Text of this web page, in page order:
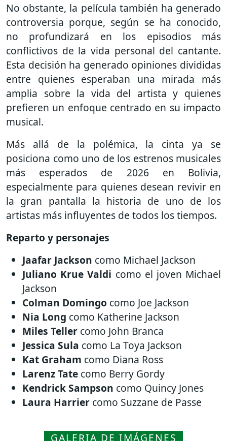
No obstante, la película también ha generado
controversia porque, según se ha conocido,
no profundizará en los episodios más
conflictivos de la vida personal del cantante.
Esta decisión ha generado opiniones divididas
entre quienes esperaban una mirada más
amplia sobre la vida del artista y quienes
prefieren un enfoque centrado en su impacto
musical.
Más allá de la polémica, la cinta ya se
posiciona como uno de los estrenos musicales
más esperados de 2026 en Bolivia,
especialmente para quienes desean revivir en
la gran pantalla la historia de uno de los
artistas más influyentes de todos los tiempos.
Reparto y personajes
Jaafar Jackson como Michael Jackson
Juliano Krue Valdi como el joven Michael
Jackson
Colman Domingo como Joe Jackson
Nia Long como Katherine Jackson
Miles Teller como John Branca
Jessica Sula como La Toya Jackson
Kat Graham como Diana Ross
Larenz Tate como Berry Gordy
Kendrick Sampson como Quincy Jones
Laura Harrier como Suzzane de Passe
GALERIA DE IMÁGENES